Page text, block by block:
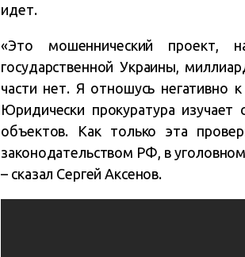
идет.
«Это мошеннический проект,
государственной Украины,
части нет. Я отношусь негативно
Юридически прокуратура
объектов. Как только эта
законодательством РФ, в
– сказал Сергей Аксенов.